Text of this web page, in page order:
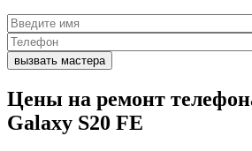
Цены на ремонт
Galaxy S20 FE